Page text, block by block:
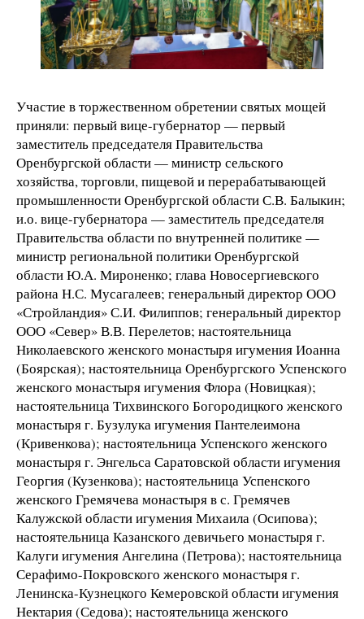
Участие в торжественном обретении святых мощей
приняли: первый вице-губернатор — первый
заместитель председателя Правительства
Оренбургской области — министр сельского
хозяйства, торговли, пищевой и перерабатывающей
промышленности Оренбургской области С.В. Балыкин;
и.о. вице-губернатора — заместитель председателя
Правительства области по внутренней политике —
министр региональной политики Оренбургской
области Ю.А. Мироненко; глава Новосергиевского
района Н.С. Мусагалеев; генеральный директор ООО
«Стройландия» С.И. Филиппов; генеральный директор
ООО «Север» В.В. Перелетов; настоятельница
Николаевского женского монастыря игумения Иоанна
(Боярская); настоятельница Оренбургского Успенского
женского монастыря игумения Флора (Новицкая);
настоятельница Тихвинского Богородицкого женского
монастыря г. Бузулука игумения Пантелеимона
(Кривенкова); настоятельница Успенского женского
монастыря г. Энгельса Саратовской области игумения
Георгия (Кузенкова); настоятельница Успенского
женского Гремячева монастыря в с. Гремячев
Калужской области игумения Михаила (Осипова);
настоятельница Казанского девичьего монастыря г.
Калуги игумения Ангелина (Петрова); настоятельница
Серафимо-Покровского женского монастыря г.
Ленинска-Кузнецкого Кемеровской области игумения
Нектария (Седова); настоятельница женского